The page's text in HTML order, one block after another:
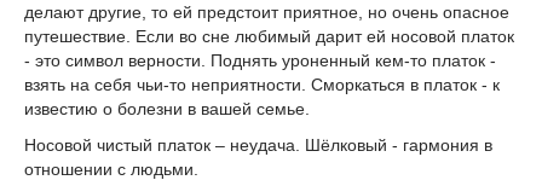
делают другие, то ей предстоит приятное, но очень опасное
путешествие. Если во сне любимый дарит ей носовой платок
- это символ верности. Поднять уроненный кем-то платок -
взять на себя чьи-то неприятности. Сморкаться в платок - к
известию о болезни в вашей семье.
Носовой чистый платок – неудача. Шёлковый - гармония в
отношении с людьми.